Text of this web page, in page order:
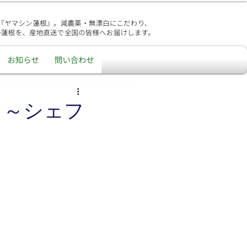
マシン蓮根』。減農薬・無漂白にこだわり、
根を、産地直送で全国の皆様へお届けします。
お知らせ 問い合わせ
シェフ